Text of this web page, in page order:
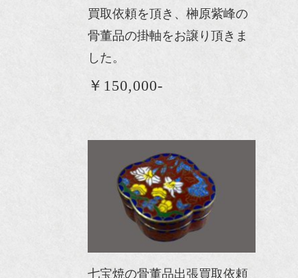
買取依頼を頂き、榊原紫峰の
骨董品の掛軸をお譲り頂きま
した。
￥150,000-
七宝焼の骨董品出張買取依頼